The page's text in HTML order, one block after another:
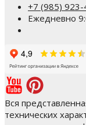
+7 (985)
Ежедневно
Вся
технических